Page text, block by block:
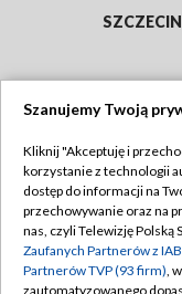
SZCZECIN
Abonament TVP
Emisja w TVP
Centrum
Szanujemy Twoją
Kliknij "Akceptuję i
korzystanie z technologii
dostęp do informacji na
przechowywanie oraz na
nas, czyli Telewizję Polską
Zaufanych Partnerów z
Partnerów TVP (93 firm),
zautomatyzowanego